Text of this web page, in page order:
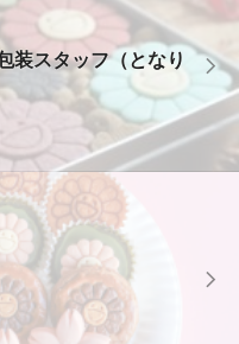
装スタッフ（となり